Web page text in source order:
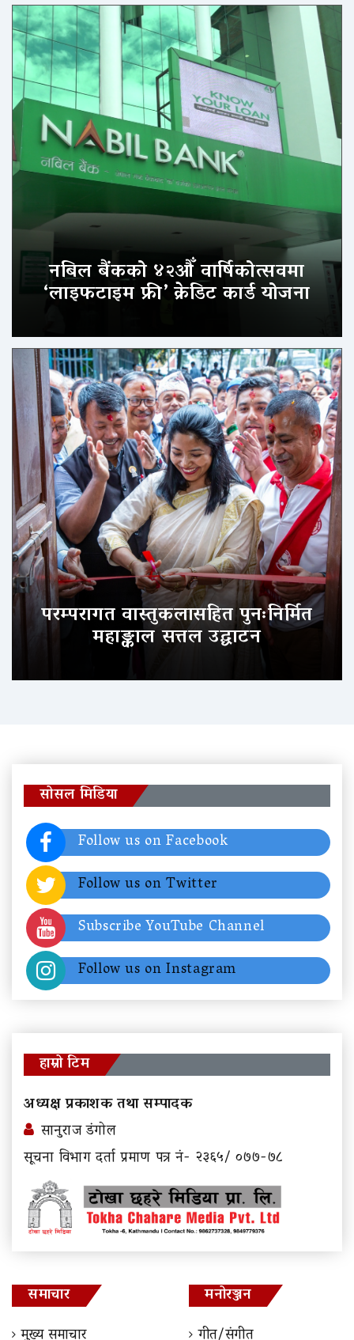
नबिल बैंकको ४२औँ वार्षिकोत्सवमा
‘लाइफटाइम फ्री’ क्रेडिट कार्ड योजना
परम्परागत वास्तुकलासहित पुनःनिर्मित
महाङ्काल सत्तल उद्घाटन
सोसल मिडिया
Follow us on Facebook
Follow us on Twitter
Subscribe YouTube Channel
Follow us on Instagram
हाम्रो टिम
अध्यक्ष प्रकाशक तथा सम्पादक
सानुराज डंगोल
सूचना विभाग दर्ता प्रमाण पत्र नं- २३६५/ ०७७-७८
समाचार
मनोरञ्जन